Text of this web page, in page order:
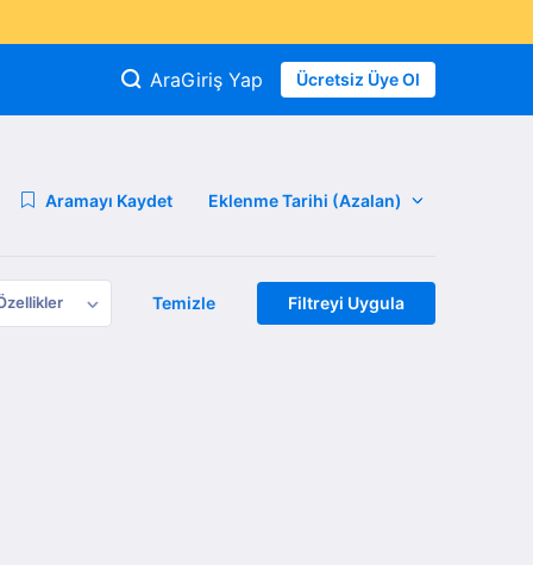
AraGiriş Yap Ücretsiz Üye Ol
Aramayı Kaydet
Temizle Filtreyi Uygula